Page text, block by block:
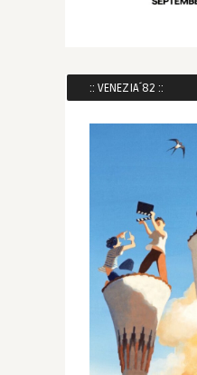
:: VENEZIA´82 ::